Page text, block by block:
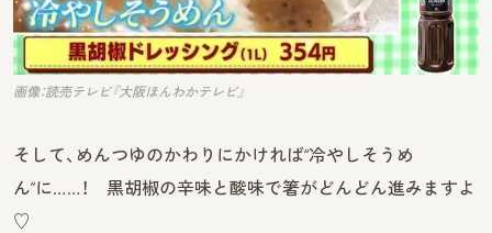
画像：読売テレビ『大阪ほんわかテレビ』
そして、めんつゆのかわりにかければ“冷やしそうめ
ん”に……！ 黒胡椒の辛味と酸味で箸がどんどん進みますよ
♡